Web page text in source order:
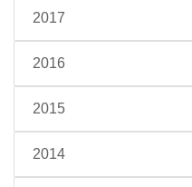
2017
2016
2015
2014